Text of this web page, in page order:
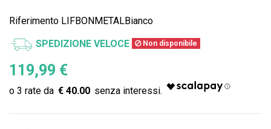
Riferimento LIFBONMETALBianco
SPEDIZIONE VELOCE Non disponibile
119,99 €
€ 40.00